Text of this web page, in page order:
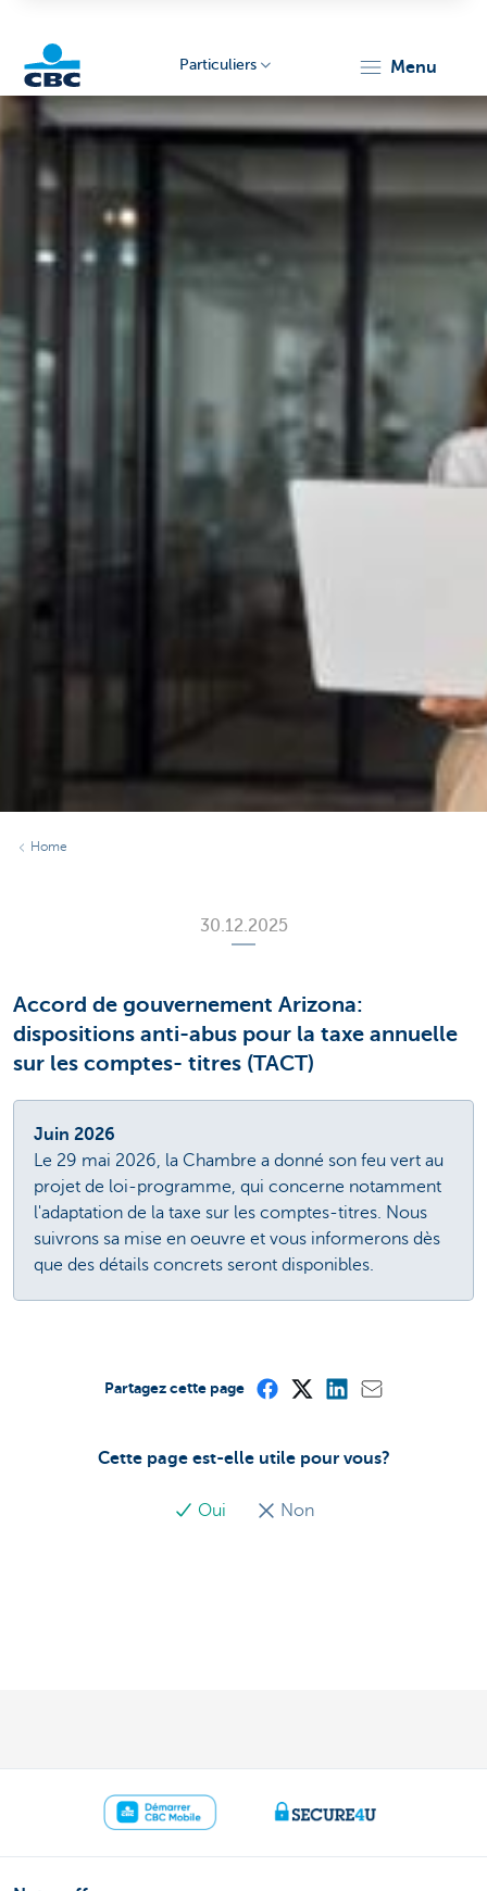
Particulieren
Particuliers menu
Home
30.12.2025
Accord de gouvernement Arizona:
dispositions anti-abus pour la taxe annuelle
sur les comptes- titres (TACT)
Juin 2026
Le 29 mai 2026, la Chambre a donné son feu vert au
projet de loi-programme, qui concerne notamment
l'adaptation de la taxe sur les comptes-titres. Nous
suivrons sa mise en oeuvre et vous informerons dès
que des détails concrets seront disponibles.
Cette page est-elle utile pour vous?
Oui Non
Partagez cette page